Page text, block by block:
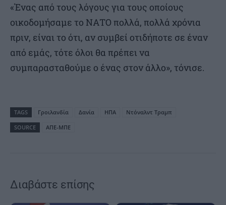
«Ένας από τους λόγους για τους οποίους
οικοδομήσαμε το ΝΑΤΟ πολλά, πολλά χρόνια
πριν, είναι το ότι, αν συμβεί οτιδήποτε σε έναν
από εμάς, τότε όλοι θα πρέπει να
συμπαρασταθούμε ο ένας στον άλλο», τόνισε.
TAGS Γροιλανδία Δανία ΗΠΑ
Ντόναλντ Τραμπ
SOURCE
ΑΠΕ-ΜΠΕ
Διαβάστε επίσης